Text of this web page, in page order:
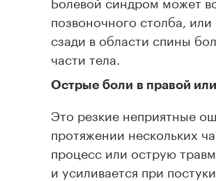
позвоночного столба,
сзади в области спины
части тела.
Острые боли в правой
Это резкие неприятные
протяжении нескольких
процесс или острую
и усиливается при